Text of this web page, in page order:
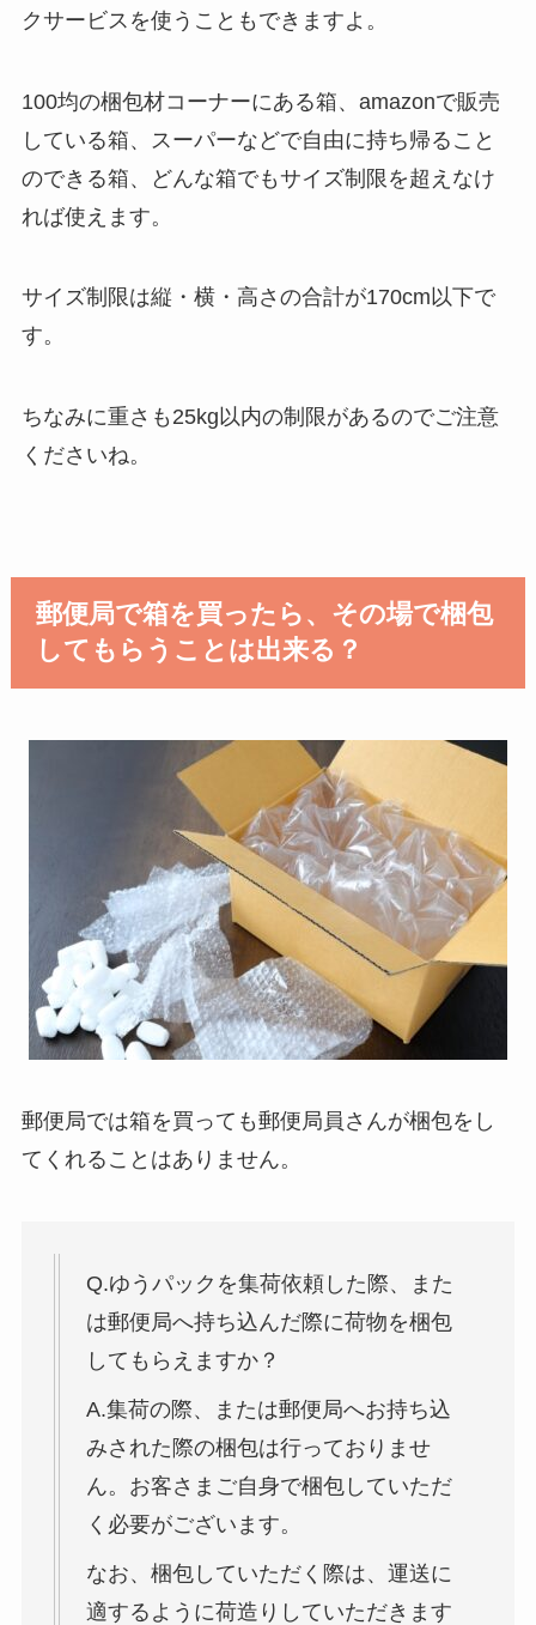
クサービスを使うこともできますよ。
100均の梱包材コーナーにある箱、amazonで販売
している箱、スーパーなどで自由に持ち帰ること
のできる箱、どんな箱でもサイズ制限を超えなけ
れば使えます。
サイズ制限は縦・横・高さの合計が170cm以下で
す。
ちなみに重さも25kg以内の制限があるのでご注意
くださいね。
郵便局で箱を買ったら、その場で梱包
してもらうことは出来る？
郵便局では箱を買っても郵便局員さんが梱包をし
てくれることはありません。
Q.ゆうパックを集荷依頼した際、また
は郵便局へ持ち込んだ際に荷物を梱包
してもらえますか？
A.集荷の際、または郵便局へお持ち込
みされた際の梱包は行っておりませ
ん。お客さまご自身で梱包していただ
く必要がございます。
なお、梱包していただく際は、運送に
適するように荷造りしていただきます